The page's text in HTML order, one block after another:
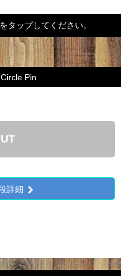
タップしてください。
Pin
詳細